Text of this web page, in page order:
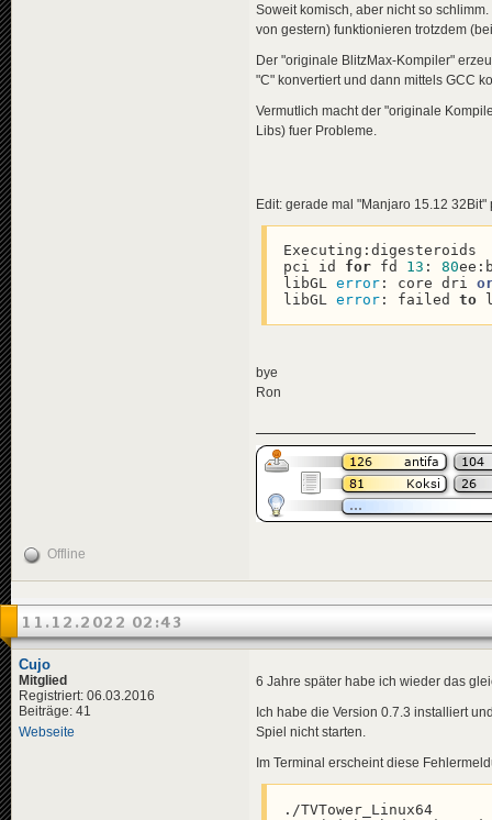
Soweit komisch, aber nicht so
von gestern) funktionieren trotzdem
Der "originale BlitzMax-Kompiler"
"C" konvertiert und dann mittels GCC
Vermutlich macht der "originale
Libs) fuer Probleme.
Edit: gerade mal "Manjaro 15.12
Executing:digesteroids
pci id for fd 13 : 80
libGL error: core dri
libGL error: failed to
bye
Ron
Offline
11.12.2022 02:43
Cujo
Mitglied
Registriert: 06.03.2016
Beiträge: 41
Webseite
6 Jahre später habe ich wieder das
Ich habe die Version 0.7.3 installiert
Spiel nicht starten.
Im Terminal erscheint diese
./TVTower_Linux64